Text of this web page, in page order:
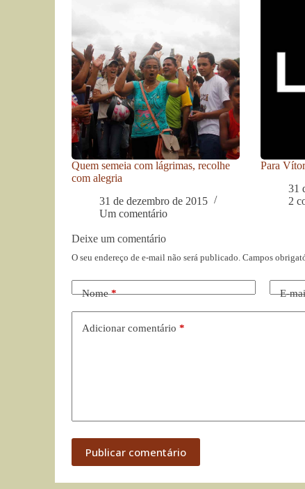
Quem semeia com lágrimas, recolhe
com alegria
31 de dezembro de 2015
Um comentário
Para
31
2
Deixe um comentário
O seu endereço de e-mail não será publicado. Campos
Nome* E-
Adicionar comentário *
Publicar comentário